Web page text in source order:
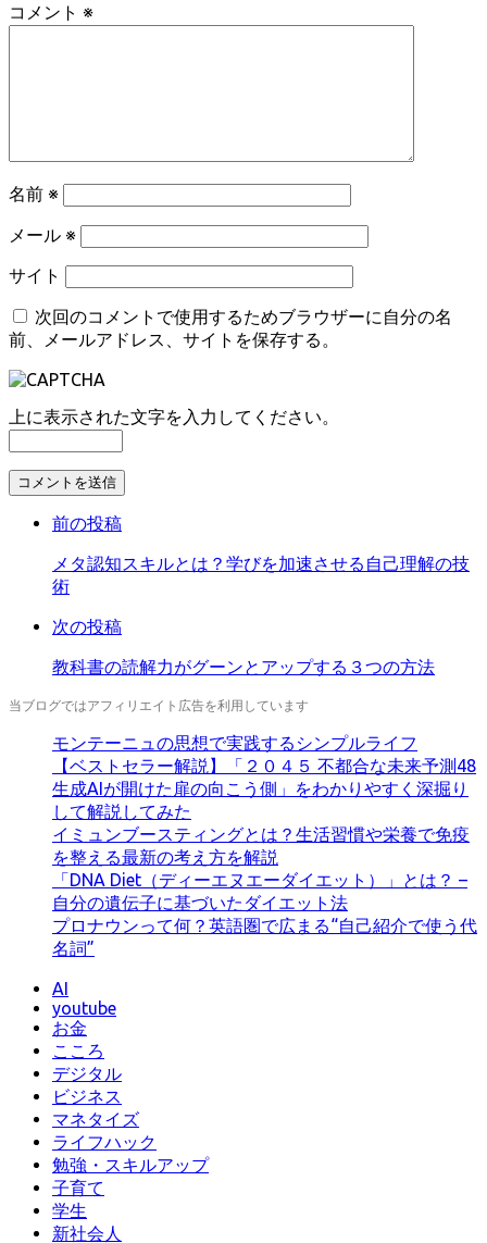
コメント ※
名前 ※
メール ※
サイト
次回のコメントで使用するためブラウザーに自分の名
前、メールアドレス、サイトを保存する。
上に表示された文字を入力してください。
コ
メ
す
前の投稿
メタ認知スキルとは？学びを加速させる自己理解の技
術
次の投稿
教科書の読解力がグーンとアップする３つの方法
当ブログではアフィリエイト広告を利用しています
モンテーニュの思想で実践するシンプルライフ
【ベストセラー解説】「２０４５ 不都合な未来予測48
生成AIが開けた扉の向こう側」をわかりやすく深掘り
して解説してみた
イミュンブースティングとは？生活習慣や栄養で免疫
を整える最新の考え方を解説
「DNA Diet（ディーエヌエーダイエット）」とは？ –
自分の遺伝子に基づいたダイエット法
プロナウンって何？英語圏で広まる“自己紹介で使う代
名詞”
AI
youtube
お金
こころ
デジタル
ビジネス
マネタイズ
ライフハック
勉強・スキルアップ
子育て
学生
新社会人